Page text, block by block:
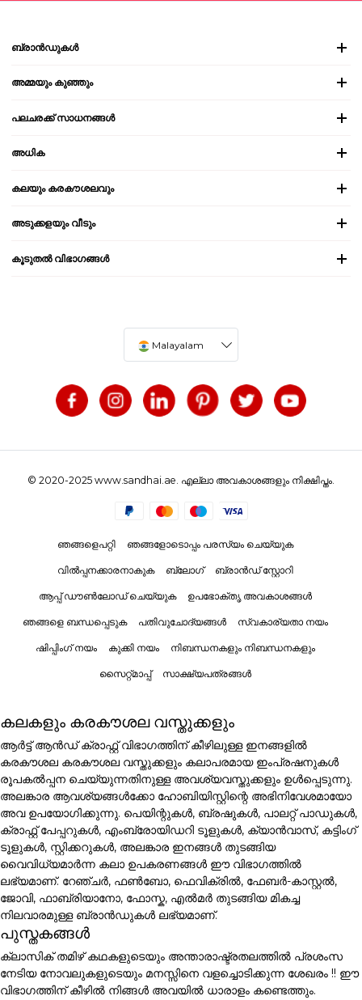
ബ്രാൻഡുകൾ
അമ്മയും കുഞ്ഞും
പലചരക്ക് സാധനങ്ങൾ
അധിക
കലയും കരകൗശലവും
അടുക്കളയും വീടും
കൂടുതൽ വിഭാഗങ്ങൾ
Malayalam
© 2020-2025 www.sandhai.ae. എല്ലാ അവകാശങ്ങളും നിക്ഷിപ്തം.
ഞങ്ങളെപറ്റി ഞങ്ങളോടൊപ്പം പരസ്യം ചെയ്യുക
വിൽപ്പനക്കാരനാകുക ബ്ലോഗ് ബ്രാൻഡ് സ്റ്റോറി
ആപ്പ് ഡൗൺലോഡ് ചെയ്യുക ഉപഭോക്തൃ അവകാശങ്ങൾ
ഞങ്ങളെ ബന്ധപ്പെടുക പതിവുചോദ്യങ്ങൾ സ്വകാര്യതാ നയം
ഷിപ്പിംഗ് നയം കുക്കി നയം നിബന്ധനകളും നിബന്ധനകളും
സൈറ്റ്മാപ്പ് സാക്ഷ്യപത്രങ്ങൾ
കലകളും കരകൗശല വസ്തുക്കളും
ആർട്ട് ആൻഡ് ക്രാഫ്റ്റ് വിഭാഗത്തിന് കീഴിലുള്ള ഇനങ്ങളിൽ
കരകൗശല കരകൗശല വസ്തുക്കളും കലാപരമായ ഇംപ്രഷനുകൾ
രൂപകൽപ്പന ചെയ്യുന്നതിനുള്ള അവശ്യവസ്തുക്കളും ഉൾപ്പെടുന്നു.
അലങ്കാര ആവശ്യങ്ങൾക്കോ ഹോബിയിസ്റ്റിന്റെ അഭിനിവേശമായോ
അവ ഉപയോഗിക്കുന്നു. പെയിന്റുകൾ, ബ്രഷുകൾ, പാലറ്റ് പാഡുകൾ,
ക്രാഫ്റ്റ് പേപ്പറുകൾ, എംബ്രോയിഡറി ടൂളുകൾ, ക്യാൻവാസ്, കട്ടിംഗ്
ടൂളുകൾ, സ്റ്റിക്കറുകൾ, അലങ്കാര ഇനങ്ങൾ തുടങ്ങിയ
വൈവിധ്യമാർന്ന കലാ ഉപകരണങ്ങൾ ഈ വിഭാഗത്തിൽ
ലഭ്യമാണ്. റേഞ്ചർ, ഫൺബോ, ഫെവിക്രിൽ, ഫേബർ-കാസ്റ്റൽ,
ജോവി, ഫാബ്രിയാനോ, ഫോസ്ക, എൽമർ തുടങ്ങിയ മികച്ച
നിലവാരമുള്ള ബ്രാൻഡുകൾ ലഭ്യമാണ്.
പുസ്തകങ്ങൾ
ക്ലാസിക് തമിഴ് കഥകളുടെയും അന്താരാഷ്ട്രതലത്തിൽ പ്രശംസ
നേടിയ നോവലുകളുടെയും മനസ്സിനെ വളച്ചൊടിക്കുന്ന ശേഖരം !! ഈ
വിഭാഗത്തിന് കീഴിൽ നിങ്ങൾ അവയിൽ ധാരാളം കണ്ടെത്തും.